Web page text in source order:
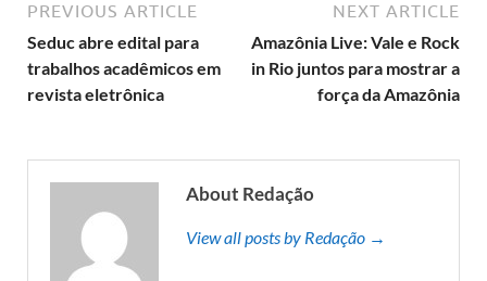
PREVIOUS ARTICLE
Seduc abre edital para
trabalhos acadêmicos em
revista eletrônica
NEXT ARTICLE
Amazônia Live: Vale e Rock
in Rio juntos para mostrar a
força da Amazônia
About Redação
View all posts by Redação →